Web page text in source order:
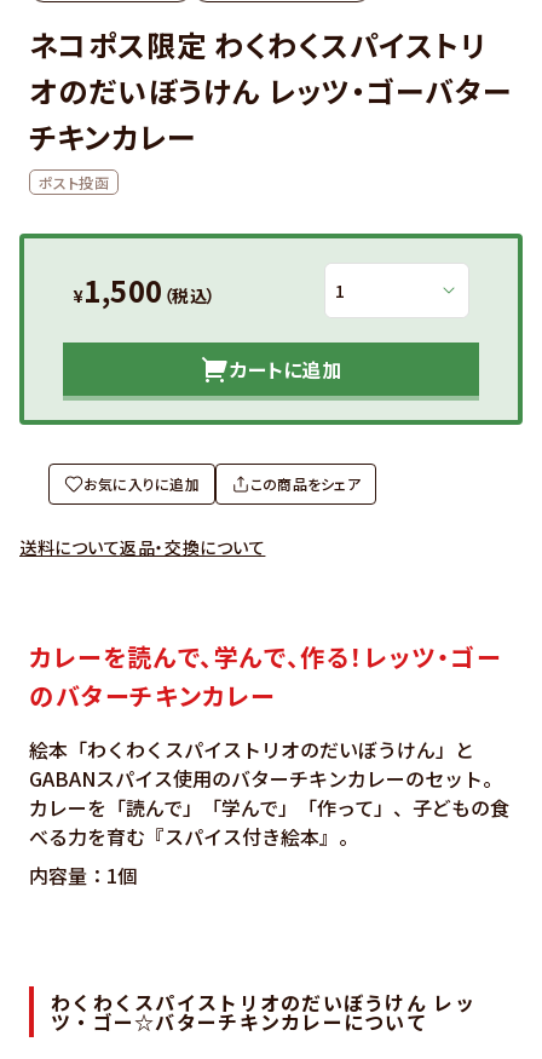
ネコポス限定 わくわくスパイストリ
オのだいぼうけん レッツ・ゴーバター
チキンカレー
ポスト投函
¥1,500 （税込）
カートに追加
お気に入りに追加 この商品をシェア
送料について返品・交換について
カレーを読んで、学んで、作る！レッツ・ゴー
のバターチキンカレー
絵本「わくわくスパイストリオのだいぼうけん」と
GABANスパイス使用のバターチキンカレーのセット。
カレーを「読んで」「学んで」「作って」、子どもの食
べる力を育む『スパイス付き絵本』。
内容量：1個
わくわくスパイストリオのだいぼうけん レッ
ツ・ゴー☆バターチキンカレーについて